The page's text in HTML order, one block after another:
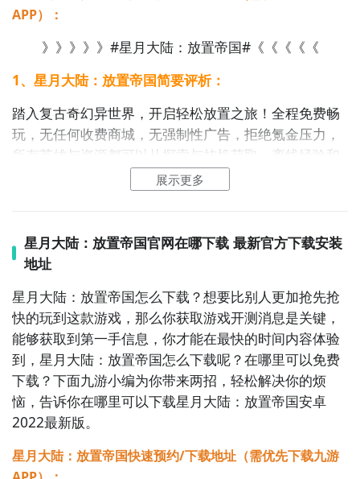
战斗方面采用的是自动战斗模式，玩家主要负责阵容搭
配和 策略
调整。这种玩法比较适合不想频繁操作的玩
家，但也保留了一定的策略深度。不同的关卡会有不同
的敌人配置，需要针对性地调整队伍组成。有时候一个
看似普通的关卡，换个阵容就能轻松过关。
星月大陆放置帝国适合那些，想要轻松游戏体验的玩
家。它不需要你投入大量金钱，也不用时刻盯着屏幕，
算特别深，但也足够让人琢磨一阵子了。
效，致力于还原经典 冒险的纯粹氛围，大家可以在新月
大陆中逐步推进进程，探索未知的领域来获取稀有道具
游戏内置丰富的英雄，每位角色都拥有独立的天赋树、
专属技能与背景传记，等待着大家来收集解锁，并且获
得后还可以根据不同冒险场景与关卡需求灵活搭配，组
APP）：
》》》》》#星月大陆：放置帝国#《《《《《
1、星月大陆：放置帝国简要评析：
踏入复古奇幻异世界，开启轻松放置之旅！全程免费畅
玩，无任何收费商城，无强制性广告，拒绝氪金压力，
所有英雄与资源都可以从探索与挂机获取。离线经验和
收益，在线升级刷装招募英雄一个不少。每一个英雄都
有自己的独立天赋，技能和传记简介，等你来收集，合
胡哨的画面，还原经典冒险体验，收集、养成一站式满
足。佛系护肝，策略拉满，不肝不氪也能称霸异世界！
2、星月大陆：放置帝国图片欣赏：
展示更多
星月大陆：放置帝国官网在哪下载 最新官方下载安装
地址
星月大陆：放置帝国怎么下载？想要比别人更加抢先抢
快的玩到这款游戏，那么你获取游戏开测消息是关键，
能够获取到第一手信息，你才能在最快的时间内容体验
到，星月大陆：放置帝国怎么下载呢？在哪里可以免费
下载？下面九游小编为你带来两招，轻松解决你的烦
恼，告诉你在哪里可以下载星月大陆：放置帝国安卓
2022最新版。
星月大陆：放置帝国快速预约/下载地址（需优先下载九游